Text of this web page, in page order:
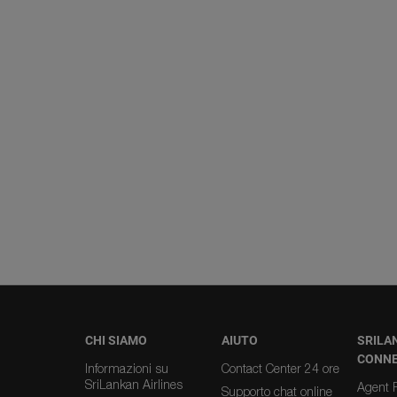
CHI SIAMO
Informazioni su
SriLankan Airlines
AIUTO
Contact Center 24 ore
Supporto chat online
Agent